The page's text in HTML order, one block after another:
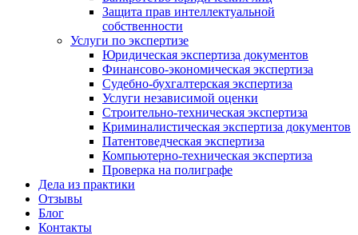
Защита прав интеллектуальной
собственности
Услуги по экспертизе
Юридическая экспертиза документов
Финансово-экономическая экспертиза
Судебно-бухгалтерская экспертиза
Услуги независимой оценки
Строительно-техническая экспертиза
Криминалистическая экспертиза документов
Патентоведческая экспертиза
Компьютерно-техническая экспертиза
Проверка на полиграфе
Дела из практики
Отзывы
Блог
Контакты